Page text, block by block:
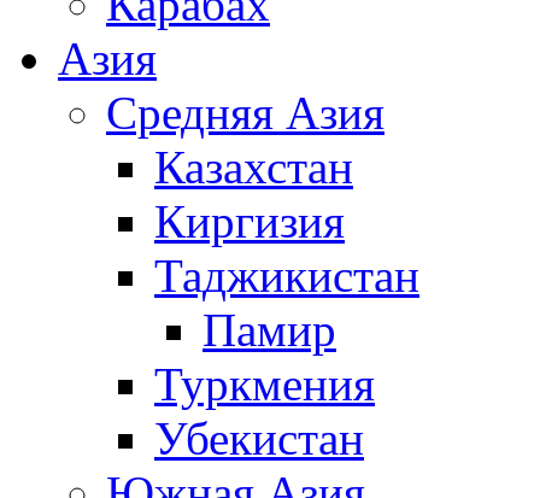
Азия
Средняя Азия
Казахстан
Киргизия
Таджикистан
Памир
Туркмения
Убекистан